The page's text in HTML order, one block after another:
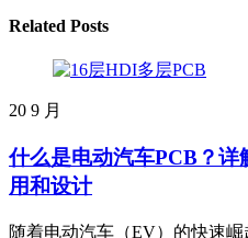
Related Posts
20 9 月
什么是电动汽车PCB？
用和设计
随着电动汽车（EV）的快速